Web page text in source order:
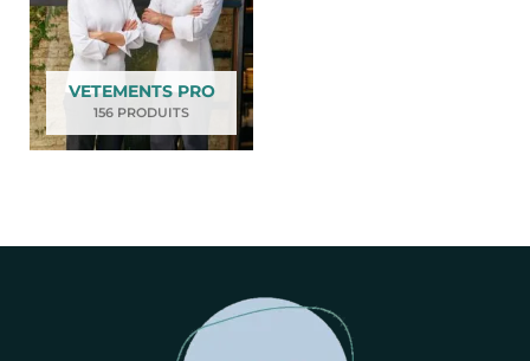
VETEMENTS PRO
156 PRODUITS